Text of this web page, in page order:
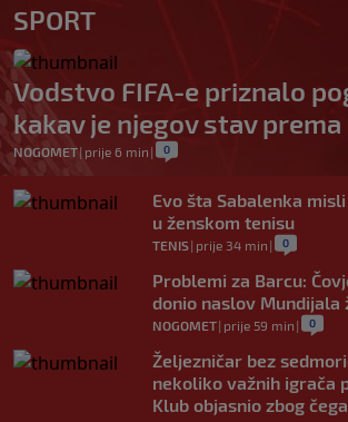
SPORT
Vodstvo FIFA-e priznalo
kakav je njegov stav
NOGOMET| prije 6 min | 0
Evo šta Sabalenka
u ženskom tenisu
TENIS| prije 34 min | 0
Problemi za Barcu:
donio naslov Mundijala
NOGOMET| prije 59 min | 0
Željezničar bez
nekoliko važnih igrača
Klub objasnio zbog